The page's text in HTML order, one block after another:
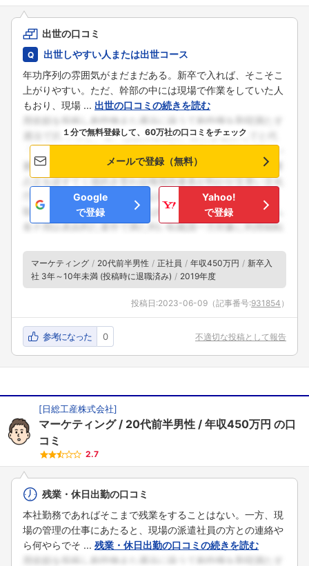
出世の口コミ
出世しやすい人または出世コース
年功序列の雰囲気がまだまだある。新卒で入れば、そこそこ
上がりやすい。ただ、幹部の中には現場で作業をしていた人
もおり、現場 ... 出世の口コミの続きを読む
１分で無料登録して、60万社の口コミをチェック
メールで登録（無料）
Google
で登録
Yahoo!
で登録
マーケティング 20代前半男性 正社員 年収450万円
新卒入
社 3年～10年未満 (投稿時に退職済み)
2019年度
投稿日:2023-06-09 （記事番号:931854 ）
参考になった 0 不適切な投稿として報告
[日総工産株式会社]
マーケティング 20代前半男性 年収450万円 の口
コミ
2.7
残業・休日出勤の口コミ
本社勤務であればそこまで残業をすることはない。一方、現
場の管理の仕事にあたると、現場の派遣社員の方との連絡や
ら何やらでそ ... 残業・休日出勤の口コミの続きを読む